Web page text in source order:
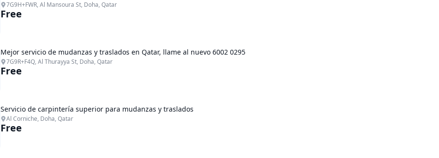
7G9H+FWR, Al Mansoura St, Doha, Qatar
Free
Mejor servicio de mudanzas y traslados en Qatar, llame al nuevo 6002 0295
7G9R+F4Q, Al Thurayya St, Doha, Qatar
Free
Servicio de carpintería superior para mudanzas y traslados
Al Corniche, Doha, Qatar
Free